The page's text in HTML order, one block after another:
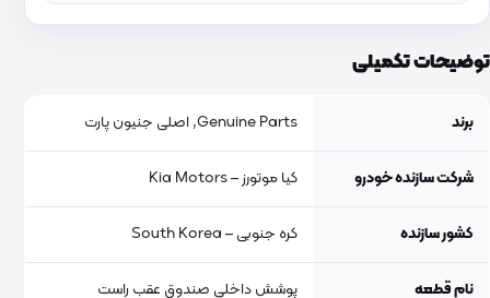
توضیحات تکمیلی
برند Genuine Parts, اصلی جنیون پارت
شرکت سازنده خودرو کیا موتورز – Kia Motors
کشور سازنده کره جنوبی – South Korea
نام قطعه پوشش داخلی صندوق عقب راست